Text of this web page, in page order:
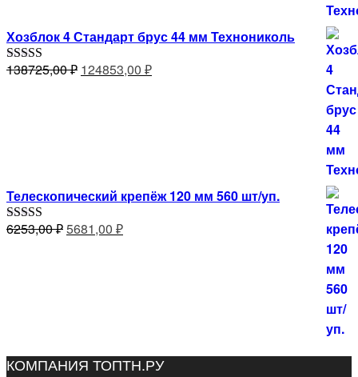
Хозблок 4 Стандарт брус 44 мм Технониколь
Оценка5.00
138725,00₽ Первоначальная
124853,00 ₽Текущая
Телескопический крепёж 120 мм 560 шт/уп.
Оценка5.00
6253,00₽Первоначальная
5681,00 ₽Текущая
КОМПАНИЯ ТОПТН.РУ